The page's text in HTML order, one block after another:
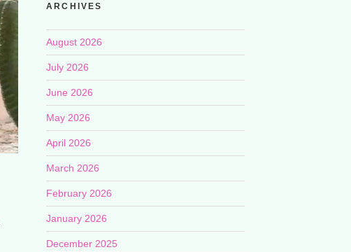
ARCHIVES
August 2026
July 2026
June 2026
May 2026
April 2026
March 2026
February 2026
January 2026
December 2025